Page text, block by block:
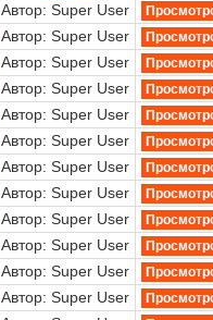
Автор: Super User
Автор: Super User
Автор: Super User
Автор: Super User
Автор: Super User
Автор: Super User
Автор: Super User
Автор: Super User
Автор: Super User
Автор: Super User
Автор: Super User
Автор: Super User